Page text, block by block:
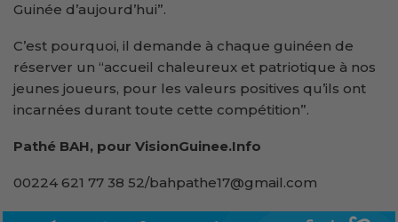
Guinée d’aujourd’hui”.
C’est pourquoi, il demande à chaque guinéen de
réserver un “accueil chaleureux et patriotique à nos
jeunes joueurs, pour les valeurs positives qu’ils ont
incarnées durant toute cette compétition”.
Pathé BAH, pour VisionGuinee.Info
00224 621 77 38 52/bahpathe17@gmail.com